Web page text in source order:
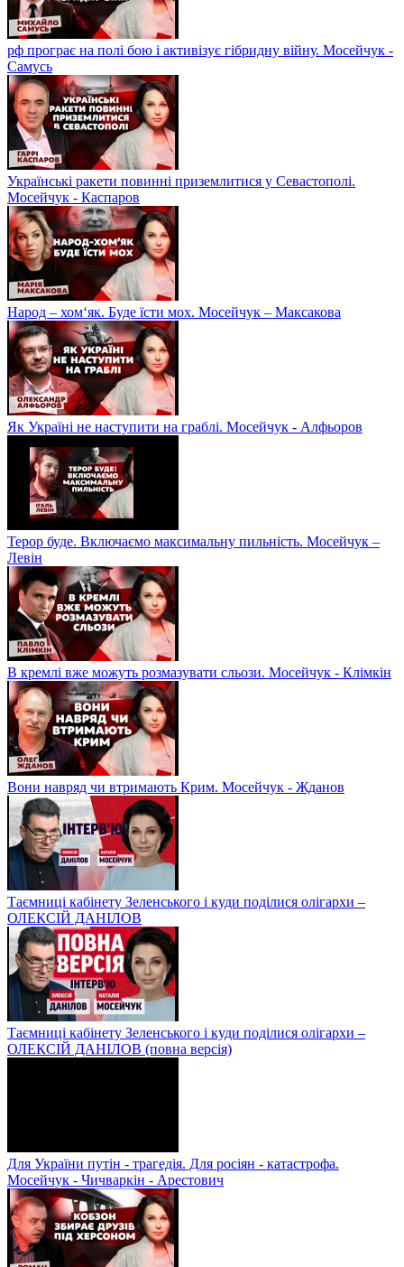
рф програє на полі бою і активізує гібридну війну. Мосейчук -
Самусь
Українські ракети повинні приземлитися у Севастополі.
Мосейчук - Каспаров
Народ – хом‘як. Буде їсти мох. Мосейчук – Максакова
Як Україні не наступити на граблі. Мосейчук - Алфьоров
Терор буде. Включаємо максимальну пильність. Мосейчук –
Левін
В кремлі вже можуть розмазувати сльози. Мосейчук - Клімкін
Вони навряд чи втримають Крим. Мосейчук - Жданов
Таємниці кабінету Зеленського і куди поділися олігархи –
ОЛЕКСІЙ ДАНІЛОВ
Таємниці кабінету Зеленського і куди поділися олігархи –
ОЛЕКСІЙ ДАНІЛОВ (повна версія)
Для України путін - трагедія. Для росіян - катастрофа.
Мосейчук - Чичваркін - Арестович